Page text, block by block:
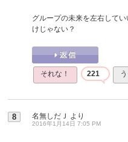
グループの未来を左右して
けじゃない？
それな！ 221
8 名無しだＪ より
2016年1月14日 7:05 PM